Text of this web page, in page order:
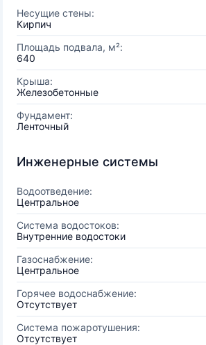
Несущие стены:
Кирпич
Площадь подвала, м²:
640
Крыша:
Железобетонные
Фундамент:
Ленточный
Инженерные системы
Водоотведение:
Центральное
Система водостоков:
Внутренние водостоки
Газоснабжение:
Центральное
Горячее водоснабжение:
Отсутствует
Система пожаротушения:
Отсутствует